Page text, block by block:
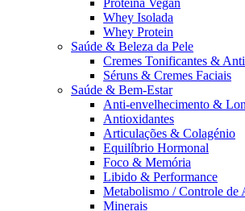
Proteína Vegan
Whey Isolada
Whey Protein
Saúde & Beleza da Pele
Cremes Tonificantes &
Séruns & Cremes Faciais
Saúde & Bem-Estar
Anti-envelhecimento &
Antioxidantes
Articulações & Colagénio
Equilíbrio Hormonal
Foco & Memória
Libido & Performance
Metabolismo / Controle de
Minerais